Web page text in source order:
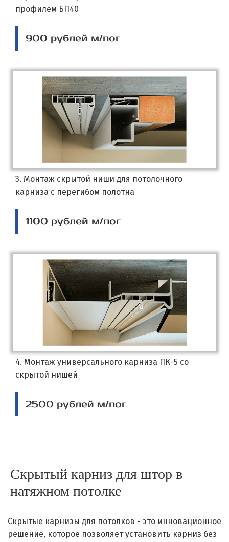
профилем БП40
900 рублей м/пог
3. Монтаж скрытой ниши для потолочного
карниза с перегибом полотна
1100 рублей м/пог
4. Монтаж универсального карниза ПК-5 со
скрытой нишей
2500 рублей м/пог
Скрытый карниз для штор в
натяжном потолке
Скрытые карнизы для потолков - это инновационное
решение, которое позволяет установить карниз без